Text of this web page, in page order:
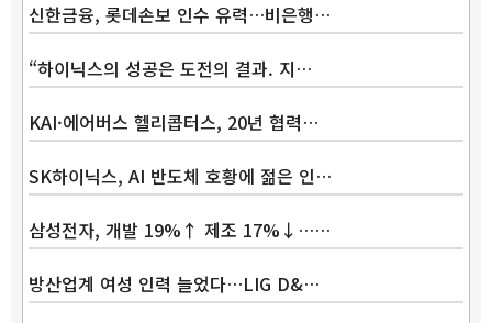
신한금융, 롯데손보 인수 유력…비은행…
“하이닉스의 성공은 도전의 결과. 지…
KAI·에어버스 헬리콥터스, 20년 협력…
SK하이닉스, AI 반도체 호황에 젊은 인…
삼성전자, 개발 19%↑ 제조 17%↓……
방산업계 여성 인력 늘었다…LIG D&…